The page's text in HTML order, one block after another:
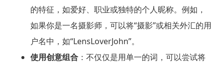
的特征，如爱好、职业或独特的个人昵称。例如，
如果你是一名摄影师，可以将“摄影”或相关外汇的用
户名中，如“LensLoverJohn”。
使用创意组合：不仅仅是用单一的词，可以尝试将